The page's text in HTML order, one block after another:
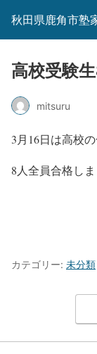
秋田県鹿角市
高校受験
mitsuru
3月16日は高校の
8人全員合格しま
カテゴリー: 未分類